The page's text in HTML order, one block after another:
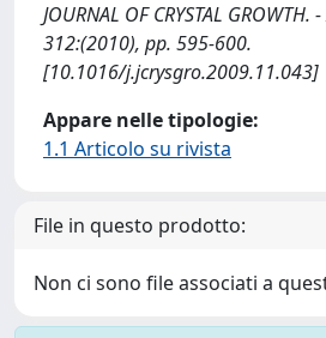
JOURNAL OF CRYSTAL
312:(2010), pp. 595-600.
[10.1016/j.jcrysgro.2009.11.043]
Appare nelle tipologie:
1.1 Articolo su rivista
File in questo prodotto:
Non ci sono file associati a